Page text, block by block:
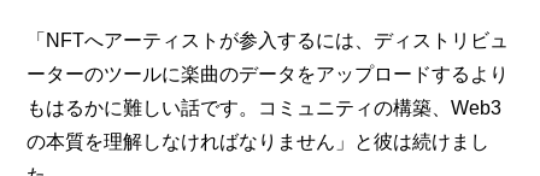
「NFTへアーティストが参入するには、ディストリビュ
ーターのツールに楽曲のデータをアップロードするより
もはるかに難しい話です。コミュニティの構築、Web3
の本質を理解しなければなりません」と彼は続けまし